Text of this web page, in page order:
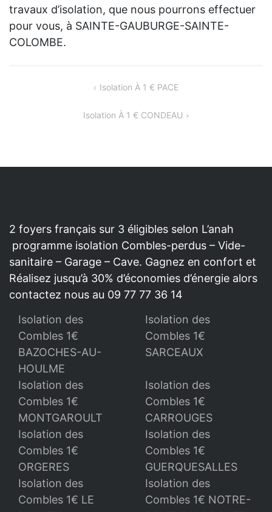
travaux d’isolation, que nous pourrons effectuer
pour vous, à SAINTE-GAUBURGE-SAINTE-
COLOMBE.
Isolation À 1 € PACE
Isolation À 1 € CONDEAU
2 foyers français sur 3 éligibles selon L’anah
programme isolation Combles-perdus – Vide-
sanitaire – Garage – Cave. Gagnez en confort et
Réalisez jusqu’à 30% d’économies d’énergie alors
contactez nous au 09 77 77 36 14
Isolation des
Combles 1€
BAZOCHES-AU-
HOULME
Isolation des
Combles 1€
SARCEAUX
Isolation des
Combles 1€
MONTGAROULT
Isolation des
Combles 1€
CARROUGES
Isolation des
Combles 1€
ORGERES
Isolation des
Combles 1€
GUERQUESALLES
Isolation des
Combles 1€ LE
Isolation des
Combles 1€ NOTRE-